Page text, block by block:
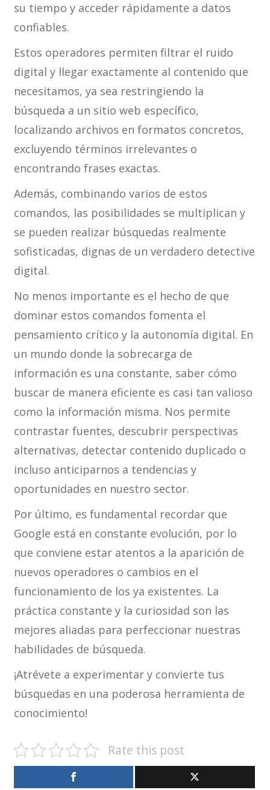
su tiempo y acceder rápidamente a datos
confiables.
Estos operadores permiten filtrar el ruido
digital y llegar exactamente al contenido que
necesitamos, ya sea restringiendo la
búsqueda a un sitio web específico,
localizando archivos en formatos concretos,
excluyendo términos irrelevantes o
encontrando frases exactas.
Además, combinando varios de estos
comandos, las posibilidades se multiplican y
se pueden realizar búsquedas realmente
sofisticadas, dignas de un verdadero detective
digital.
No menos importante es el hecho de que
dominar estos comandos fomenta el
pensamiento crítico y la autonomía digital. En
un mundo donde la sobrecarga de
información es una constante, saber cómo
buscar de manera eficiente es casi tan valioso
como la información misma. Nos permite
contrastar fuentes, descubrir perspectivas
alternativas, detectar contenido duplicado o
incluso anticiparnos a tendencias y
oportunidades en nuestro sector.
Por último, es fundamental recordar que
Google está en constante evolución, por lo
que conviene estar atentos a la aparición de
nuevos operadores o cambios en el
funcionamiento de los ya existentes. La
práctica constante y la curiosidad son las
mejores aliadas para perfeccionar nuestras
habilidades de búsqueda.
¡Atrévete a experimentar y convierte tus
búsquedas en una poderosa herramienta de
conocimiento!
Rate this post